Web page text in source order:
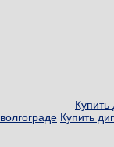
волгограде Купить